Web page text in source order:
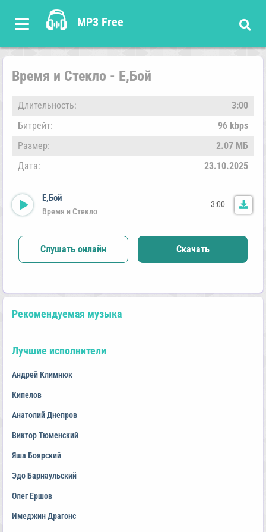
MP3 Free
Время и Стекло - Е,Бой
Длительность:
3:00
Битрейт:
96 kbps
Размер:
2.07 МБ
Дата:
23.10.2025
Е,Бой
Время и Стекло
3:00
Слушать онлайн Скачать
Рекомендуемая музыка
Лучшие исполнители
Андрей Климнюк
Кипелов
Анатолий Днепров
Виктор Тюменский
Яша Боярский
Эдо Барнаульский
Олег Ершов
Имеджин Драгонс